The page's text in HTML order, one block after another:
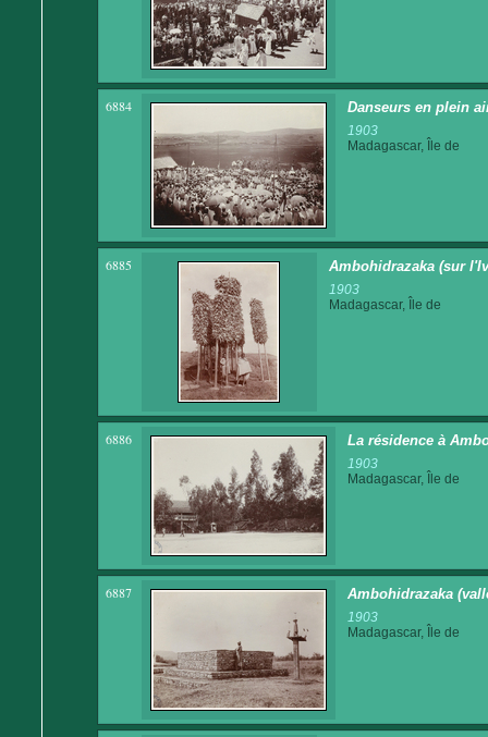
6884 Danseurs en plein
1903
Madagascar, Île de
6885 Ambohidrazaka (sur
1903
Madagascar, Île de
6886 La résidence à
1903
Madagascar, Île de
6887 Ambohidrazaka
1903
Madagascar, Île de